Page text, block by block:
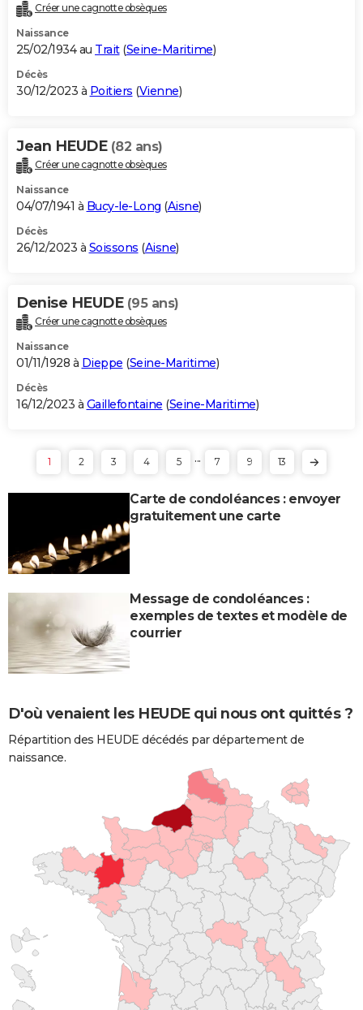
Créer une cagnotte obsèques
Naissance
25/02/1934 au Trait(Seine-Maritime)
Décès
30/12/2023 à Poitiers (Vienne)
Jean HEUDE (82 ans)
Créer une cagnotte obsèques
Naissance
04/07/1941 à Bucy-le-Long (Aisne)
Décès
26/12/2023 à Soissons (Aisne)
Denise HEUDE (95 ans)
Créer une cagnotte obsèques
Naissance
01/11/1928 à Dieppe (Seine-Maritime)
Décès
16/12/2023 à Gaillefontaine (Seine-Maritime)
1 2 3 4 5 ... 7 9 13
Carte de condoléances : envoyer
gratuitement une carte
Message de condoléances :
exemples de textes et modèle de
courrier
D'où venaient les HEUDE qui nous ont quittés ?
Répartition des HEUDE décédés par département de
naissance.